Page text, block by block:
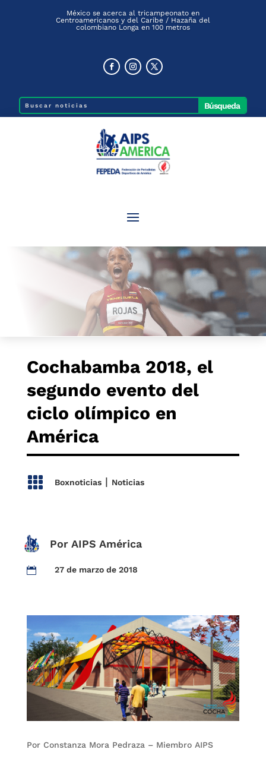
Cochabamba 2018, el
segundo evento del
ciclo olímpico en
América
 Boxnoticias| Noticias
Por AIPS América
 27 de marzo de 2018
Por Constanza Mora Pedraza – Miembro AIPS